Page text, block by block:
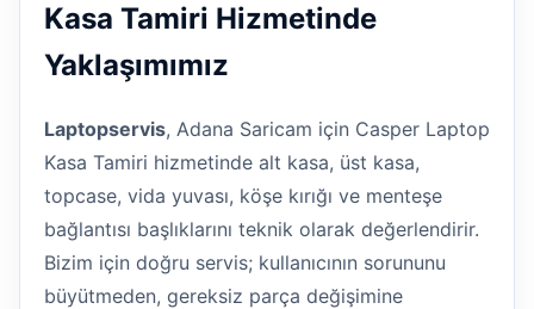
Kasa Tamiri Hizmetinde
Yaklaşımımız
Laptopservis, Adana Saricam için Casper Laptop
Kasa Tamiri hizmetinde alt kasa, üst kasa,
topcase, vida yuvası, köşe kırığı ve menteşe
bağlantısı başlıklarını teknik olarak değerlendirir.
Bizim için doğru servis; kullanıcının sorununu
büyütmeden, gereksiz parça değişimine